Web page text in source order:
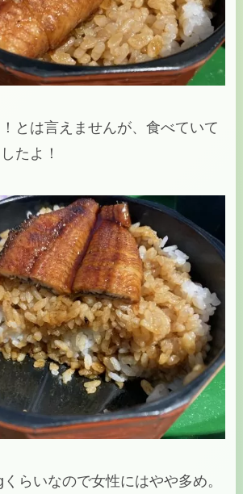
とは言えませんが、食べていて
たよ！
らいなので女性にはやや多め。